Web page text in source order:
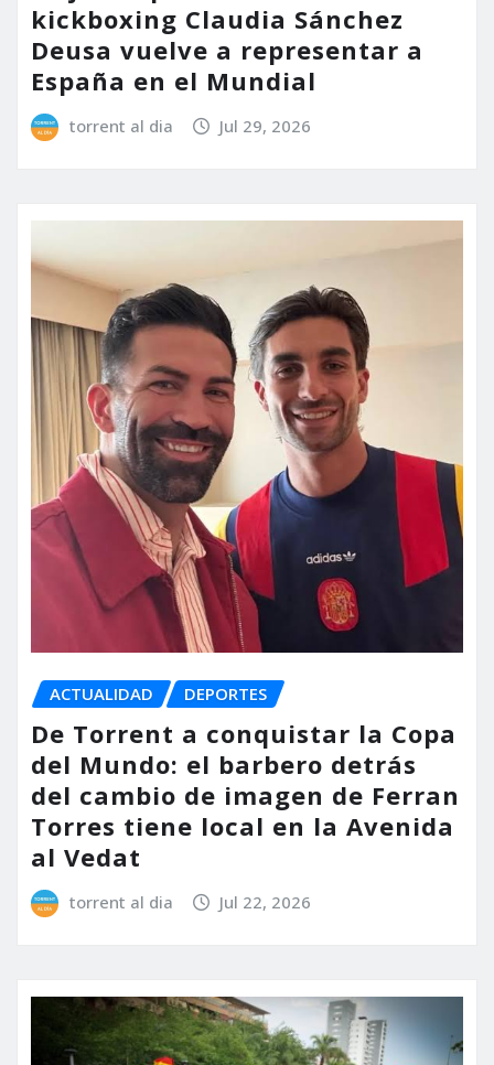
kickboxing Claudia Sánchez
Deusa vuelve a representar a
España en el Mundial
torrent al dia Jul 29, 2026
ACTUALIDAD DEPORTES
De Torrent a conquistar la Copa
del Mundo: el barbero detrás
del cambio de imagen de Ferran
Torres tiene local en la Avenida
al Vedat
torrent al dia Jul 22, 2026